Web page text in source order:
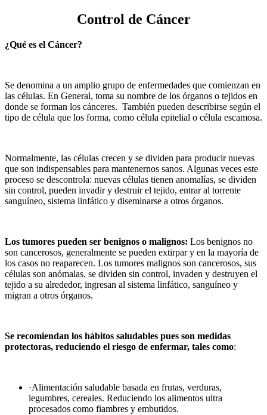
Control de Cáncer
¿Qué es el Cáncer?
Se denomina a un amplio grupo de enfermedades que comienzan en
las células. En General, toma su nombre de los órganos o tejidos en
donde se forman los cánceres. También pueden describirse según el
tipo de célula que los forma, como célula epitelial o célula escamosa.
Normalmente, las células crecen y se dividen para producir nuevas
que son indispensables para mantenernos sanos. Algunas veces este
proceso se descontrola: nuevas células tienen anomalías, se dividen
sin control, pueden invadir y destruir el tejido, entrar al torrente
sanguíneo, sistema linfático y diseminarse a otros órganos.
Los tumores pueden ser benignos o malignos: Los benignos no
son cancerosos, generalmente se pueden extirpar y en la mayoría de
los casos no reaparecen. Los tumores malignos son cancerosos, sus
células son anómalas, se dividen sin control, invaden y destruyen el
tejido a su alrededor, ingresan al sistema linfático, sanguíneo y
migran a otros órganos.
Se recomiendan los hábitos saludables pues son medidas
protectoras, reduciendo el riesgo de enfermar, tales como:
·Alimentación saludable basada en frutas, verduras,
legumbres, cereales. Reduciendo los alimentos ultra
procesados como fiambres y embutidos.